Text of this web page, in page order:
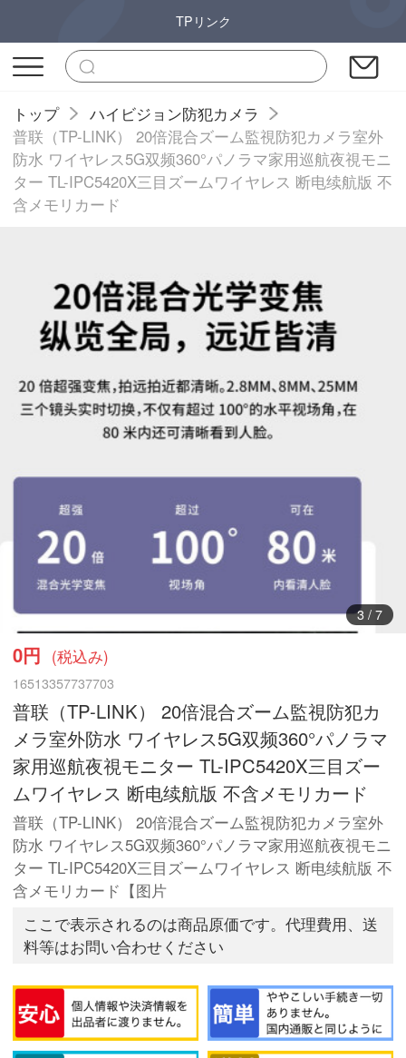
TPリンク
トップ
ハイビジョン防犯カメラ
普联（TP-LINK） 20倍混合ズーム監視防犯カメラ室外
防水 ワイヤレス5G双频360°パノラマ家用巡航夜視モニ
ター TL-IPC5420X三目ズームワイヤレス 断电续航版 不
含メモリカード
3/ 7
0円 (税込み)
16513357737703
普联（TP-LINK） 20倍混合ズーム監視防犯カ
メラ室外防水 ワイヤレス5G双频360°パノラマ
家用巡航夜視モニター TL-IPC5420X三目ズー
ムワイヤレス 断电续航版 不含メモリカード
普联（TP-LINK） 20倍混合ズーム監視防犯カメラ室外
防水 ワイヤレス5G双频360°パノラマ家用巡航夜視モニ
ター TL-IPC5420X三目ズームワイヤレス 断电续航版 不
含メモリカード【图片
ここで表示されるのは商品原価です。代理費用、送
料等はお問い合わせください